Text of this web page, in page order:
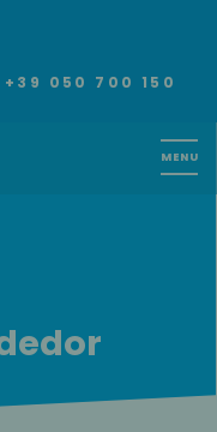
+39 050 700 150